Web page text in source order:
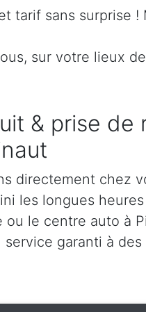
tarif sans surprise !
sur votre lieux
& prise de
directement chez
les longues
ou le centre auto à
service garanti à